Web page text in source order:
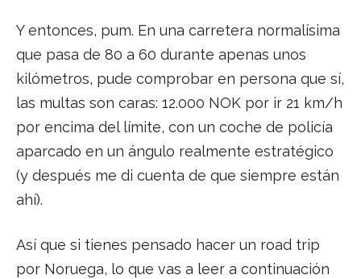
Y entonces, pum. En una carretera normalísima
que pasa de 80 a 60 durante apenas unos
kilómetros, pude comprobar en persona que sí,
las multas son caras: 12.000 NOK por ir 21 km/h
por encima del límite, con un coche de policía
aparcado en un ángulo realmente estratégico
(y después me di cuenta de que siempre están
ahí).
Así que si tienes pensado hacer un road trip
por Noruega, lo que vas a leer a continuación